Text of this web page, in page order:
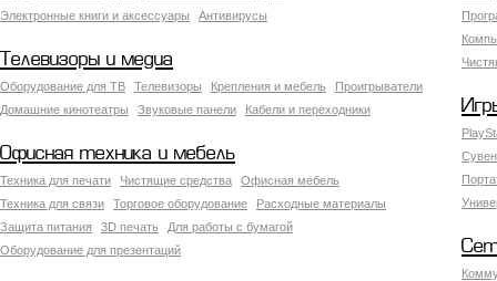
Электронные книги и аксессуары
Антивирусы
Телевизоры и медиа
Оборудование для ТВ Телевизоры Крепления и мебель
Проигрыватели
Домашние кинотеатры
Звуковые панели Кабели и переходники
Офисная техника и мебель
Техника для печати Чистящие средства
Офисная мебель
Техника для связи
Торговое оборудование
Расходные материалы
Защита питания
3D печать
Для работы с бумагой
Оборудование для презентаций